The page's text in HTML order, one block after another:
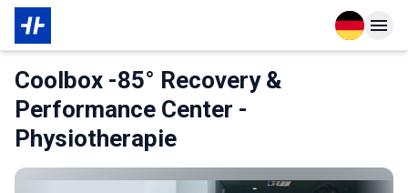
OpenOpen
Das Wichtigste zur Mitgliedschaft
Coolbox -85° Recovery &
Performance Center -
Physiotherapie